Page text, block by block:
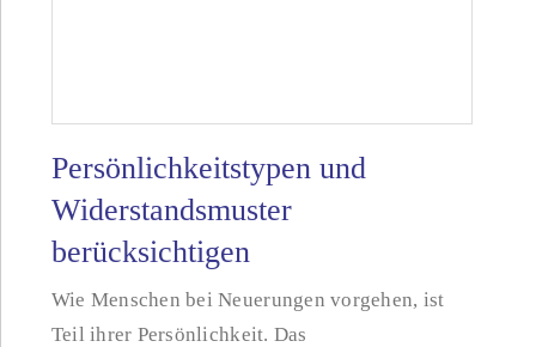
Persönlichkeitstypen und
Widerstandsmuster
berücksichtigen
Wie Menschen bei Neuerungen vorgehen, ist
Teil ihrer Persönlichkeit. Das